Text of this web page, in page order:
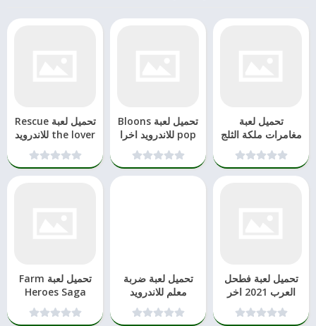
تحميل لعبة
مغامرات ملكة الثلج
من Disney
للاندرويد
تحميل لعبة Bloons
pop للاندرويد اخرا
تحديث
تحميل لعبة Rescue
the lover للاندرويد
و الايفون
تحميل لعبة فطحل
العرب 2021 اخر
تحديث اندرويد
وايفون
تحميل لعبة ضربة
معلم للاندرويد
والايفون
تحميل لعبة Farm
Heroes Saga